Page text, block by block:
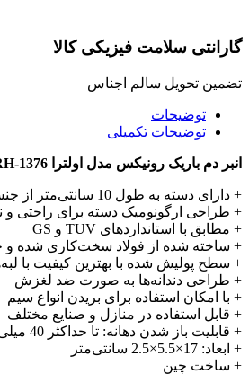
گارانتی سلامت فیزیکی کالا
تضمین تحویل سالم اجناس
توضیحات
توضیحات تکمیلی
انبر دم باریک رونیکس مدل اولترا RH-1376 سایز 6 اینچ
+ دارای دسته به طول 10 سانتی‌متر از جنس TPR
+ طراحی ارگونومیک دسته برای راحتی و
+ مطابق با استانداردهای TUV و GS
+ ساخته شده از فولاد سخت‌کاری شده و
+ سطح پولیش شده با بهترین کیفیت با
+ طراحی دندانه‌ها به صورت ضد لغزش
+ با امکان استفاده برای بریدن انواع سیم
+ قابل استفاده در منازل و صنایع مختلف
+ قابلیت باز شدن دهانه: تا حداکثر 40 میلی‌متر
+ ابعاد: 17×5.5×2.5 سانتی‌متر
+ ساخت چین